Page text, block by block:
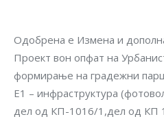
Одобрена е Измена и
Проект вон опфат на
формирање на градежни
Е1 – инфраструктура
дел од КП-1016/1,дел од КП